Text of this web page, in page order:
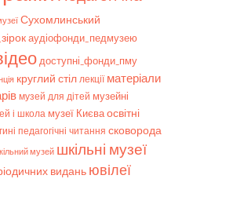
Сухомлинський
аудіофонди_педмузею
доступні_фонди_пму
круглий стіл лекції матеріали
музей для дітей музейні
і школа музеї Києваосвітні
педагогічні читання сковорода
музей шкільні музеї
видань ювілеї